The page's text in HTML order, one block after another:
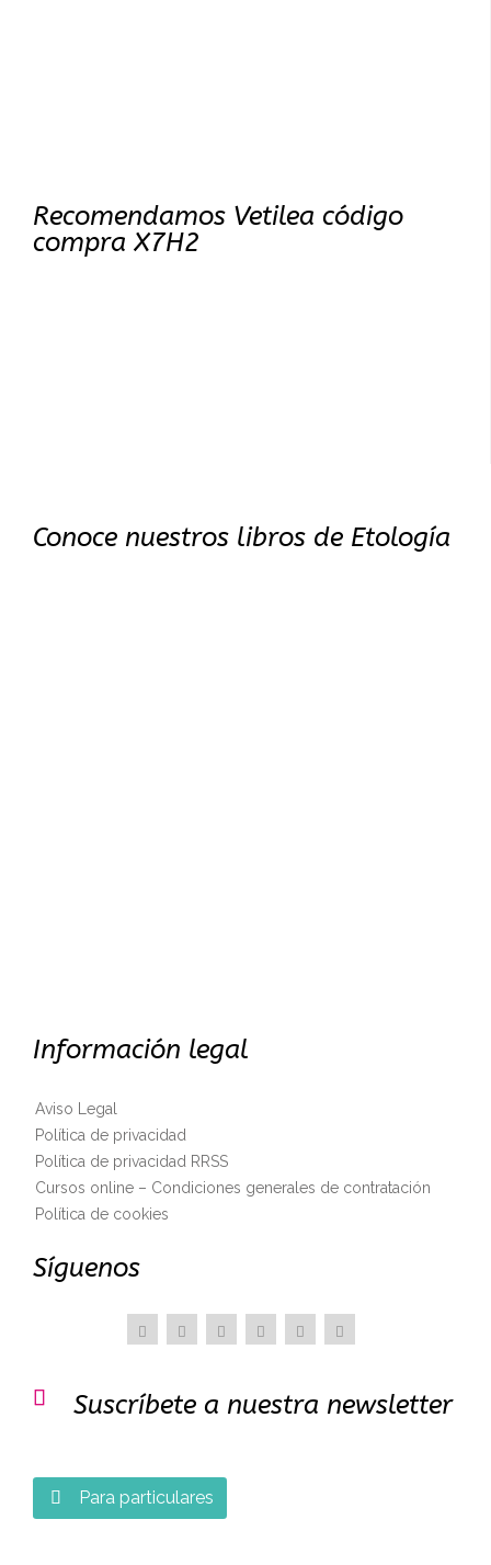
Recomendamos Vetilea código
compra X7H2
Conoce nuestros libros de Etología
Información legal
Aviso Legal
Política de privacidad
Política de privacidad RRSS
Cursos online – Condiciones generales de contratación
Política de cookies
Síguenos
 Suscríbete a nuestra newsletter
 Para particulares